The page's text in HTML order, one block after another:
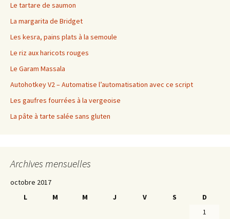
Le tartare de saumon
La margarita de Bridget
Les kesra, pains plats à la semoule
Le riz aux haricots rouges
Le Garam Massala
Autohotkey V2 – Automatise l’automatisation avec ce script
Les gaufres fourrées à la vergeoise
La pâte à tarte salée sans gluten
Archives mensuelles
octobre 2017
L
M M J V S
D
1